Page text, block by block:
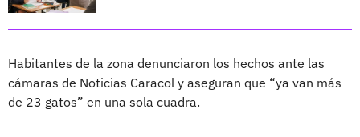
Habitantes de la zona denunciaron los hechos ante las
cámaras de Noticias Caracol y aseguran que “ya van más
de 23 gatos” en una sola cuadra.